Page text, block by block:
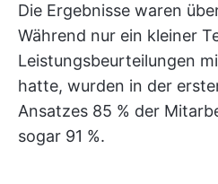
Die Ergebnisse waren
Während nur ein kleiner
Leistungsbeurteilungen
hatte, wurden in der
Ansatzes 85 % der
sogar 91 %.